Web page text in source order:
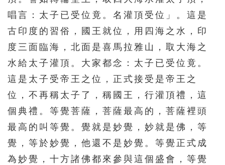
唱言：太子已受位竟。名灌頂受位」。這是
古印度的習俗，國王就位，用四海之水，印
度三面臨海，北面是喜馬拉雅山，取大海之
水給太子灌頂。大家都念：太子已受位竟。
這是太子受帝王之位，正式接受是帝王之
位，不再稱太子了，稱國王，行灌頂禮，這
個典禮。等覺菩薩，菩薩最高的，菩薩裡頭
最高的叫等覺。覺就是妙覺，妙就是佛，等
覺，等於妙覺，他還不是妙覺。等覺正式成
為妙覺，十方諸佛都來參與這個盛會，等覺